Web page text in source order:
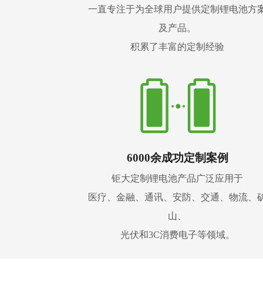
一直专注于为全球用户提供定制锂电池方
及产品。
积累了丰富的定制经验
6000余成功定制案例
钜大定制锂电池产品广泛应用于
医疗、金融、通讯、安防、交通、物流、
山、
光伏和3C消费电子等领域。